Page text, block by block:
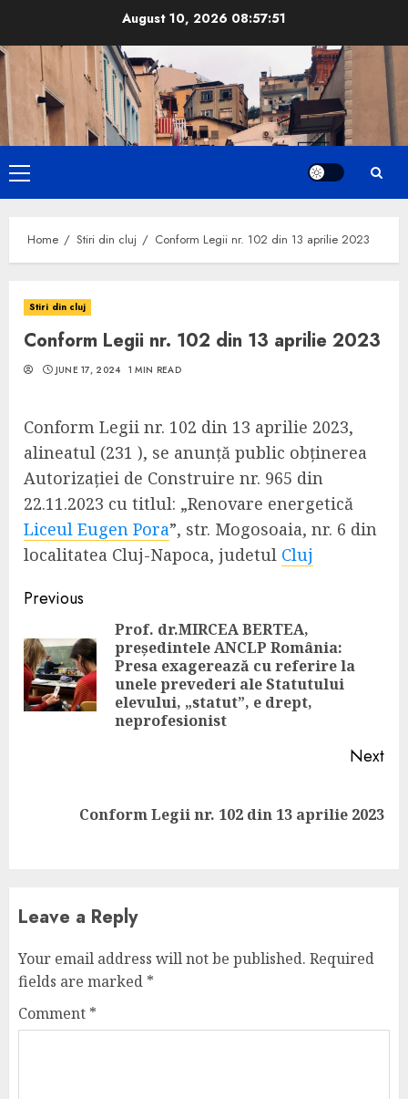
content
August 10, 2026 08:57:52
Primary
Menu
Home Stiri din cluj Conform Legii nr. 102 din 13 aprilie 2023
Stiri din cluj
Conform Legii nr. 102 din 13 aprilie 2023
JUNE 17, 2024 1 MIN READ
Conform Legii nr. 102 din 13 aprilie 2023,
alineatul (231 ), se anunță public obținerea
Autorizației de Construire nr. 965 din
22.11.2023 cu titlul: „Renovare energetică
Liceul Eugen Pora”, str. Mogosoaia, nr. 6 din
localitatea Cluj-Napoca, judetul Cluj
Continue
Reading
Previous
Prof. dr.MIRCEA BERTEA,
președintele ANCLP România:
Presa exagerează cu referire la
unele prevederi ale Statutului
elevului, „statut”, e drept,
neprofesionist
Next
Conform Legii nr. 102 din 13 aprilie 2023
Leave a Reply
Your email address will not be published. Required
fields are marked *
Comment *